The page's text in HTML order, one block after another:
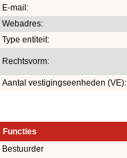
E-mail:
Webadres:
Type entiteit:
Rechtsvorm:
Aantal vestigingseenheden (VE):
Functies
Bestuurder